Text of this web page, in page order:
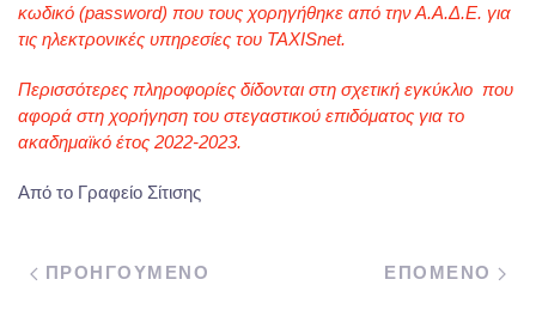
κωδικό (password) που τους χορηγήθηκε από την Α.Α.Δ.Ε. για
τις ηλεκτρονικές υπηρεσίες του TAXISnet.
Περισσότερες πληροφορίες δίδονται στη σχετική εγκύκλιο που
αφορά στη χορήγηση του στεγαστικού επιδόματος για το
ακαδημαϊκό έτος 2022-2023.
Από το Γραφείο Σίτισης
ΠΡΟΗΓΟΥΜΕΝΟ ΕΠΟΜΕΝΟ